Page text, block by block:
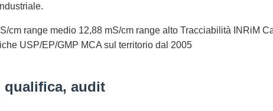
cm range medio 12,88 mS/cm range alto Tracciabilità INRiM
USP/EP/GMP MCA sul territorio dal 2005
qualifica, audit